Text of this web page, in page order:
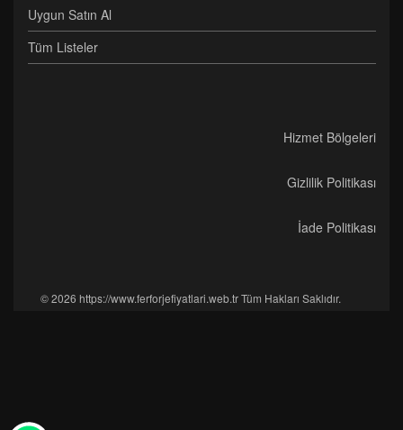
Uygun Satın Al
Tüm Listeler
Hizmet Bölgeleri
Gizlilik Politikası
İade Politikası
© 2026 https://www.ferforjefiyatlari.web.tr Tüm Hakları Saklıdır.